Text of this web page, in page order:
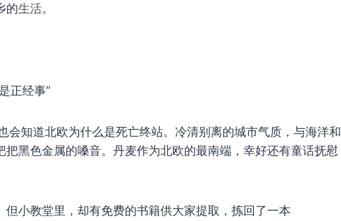
的生活。
正经事”
会知道北欧为什么是死亡终站。冷清别离的城市气质，与海洋和
把黑色金属的嗓音。丹麦作为北欧的最南端，幸好还有童话抚慰
小教堂里，却有免费的书籍供大家提取，拣回了一本